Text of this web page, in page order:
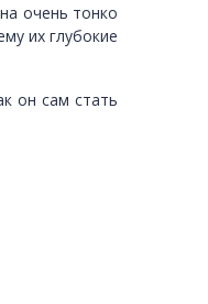
очень тонко
их глубокие
он сам стать